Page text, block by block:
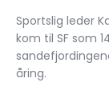
Sportslig leder
kom til SF som
åring.